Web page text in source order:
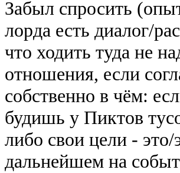
Забыл спросить
лорда есть диалог/
что ходить туда не
отношения, если
собственно в чём:
будишь у Пиктов
либо свои цели - это/
дальнейшем на